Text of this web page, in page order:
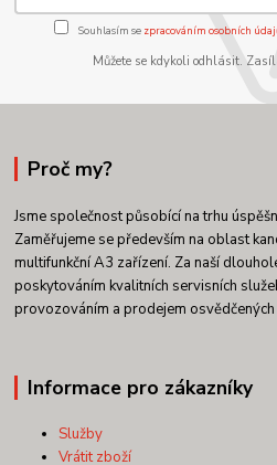
Souhlasím se zpracováním osobních
Můžete se kdykoli odhlásit.
Proč my?
Jsme společnost působící na trhu
Zaměřujeme se především na oblast
multifunkční A3 zařízení. Za naší
poskytováním kvalitních servisních
provozováním a prodejem osvědčených
Informace pro zákazníky
Služby
Vrátit zboží